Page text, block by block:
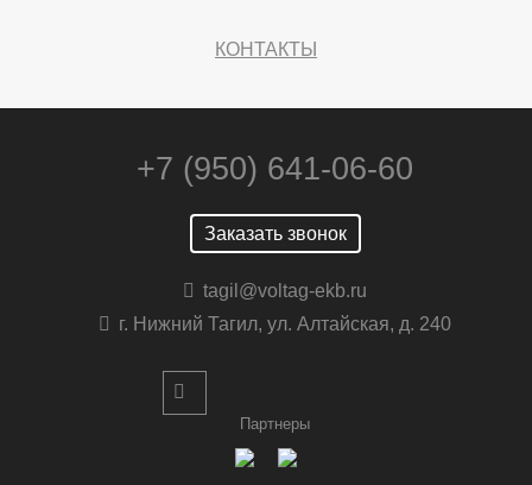
КОНТАКТЫ
+7 (950) 641-06-60
Заказать звонок
tagil@voltag-ekb.ru
г. Нижний Тагил, ул. Алтайская, д. 240
Партнеры